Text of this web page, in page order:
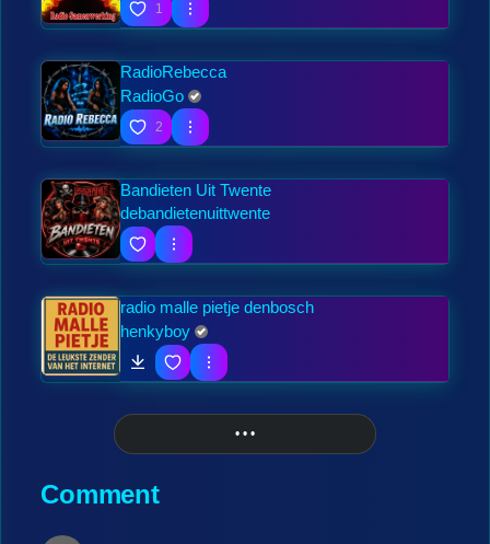
1
RadioRebecca
RadioGo
2
Bandieten Uit Twente
debandietenuittwente
radio malle pietje denbosch
henkyboy
• • •
Comment